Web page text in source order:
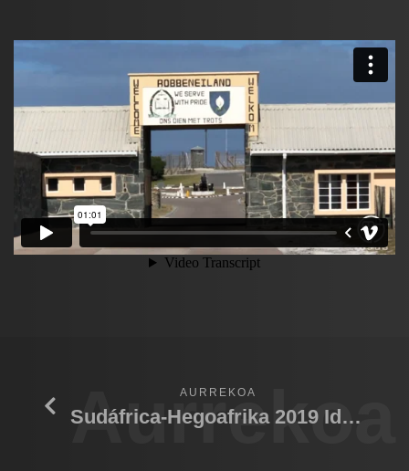
Aurrekoa
AURREKOA
Sudáfrica-Hegoafrika 2019 Idube G. R.